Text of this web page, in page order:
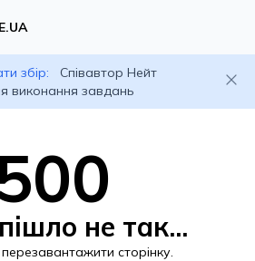
збір:
Співавтор Нейт
виконання завдань
не так...
сторінку.